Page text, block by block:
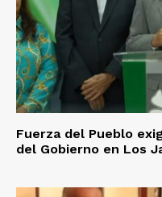
Fuerza del Pueblo
del Gobierno en Los